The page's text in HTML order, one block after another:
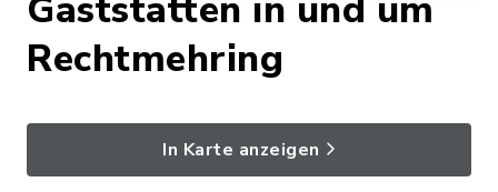
Rechtmehring
In Karte anzeigen